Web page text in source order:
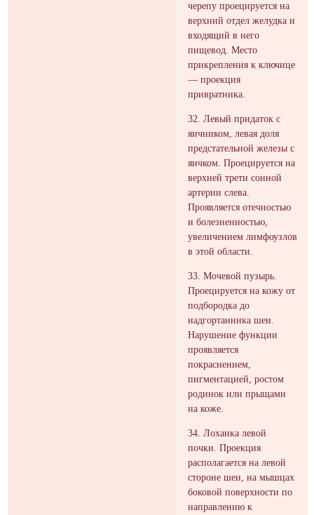
черепу проецируется на
верхний отдел желудка и
входящий в него
пищевод. Место
прикрепления к ключице
— проекция
привратника.
32. Левый придаток с
яичником, левая доля
предстательной железы с
яичком. Проецируется на
верхней трети сонной
артерии слева.
Проявляется отечностью
и болезненностью,
увеличением лимфоузлов
в этой области.
33. Мочевой пузырь.
Проецируется на кожу от
подбородка до
надгортанника шеи.
Нарушение функции
проявляется
покраснением,
пигментацией, ростом
родинок или прыщами
на коже.
34. Лоханка левой
почки. Проекция
располагается на левой
стороне шеи, на мышцах
боковой поверхности по
направлению к